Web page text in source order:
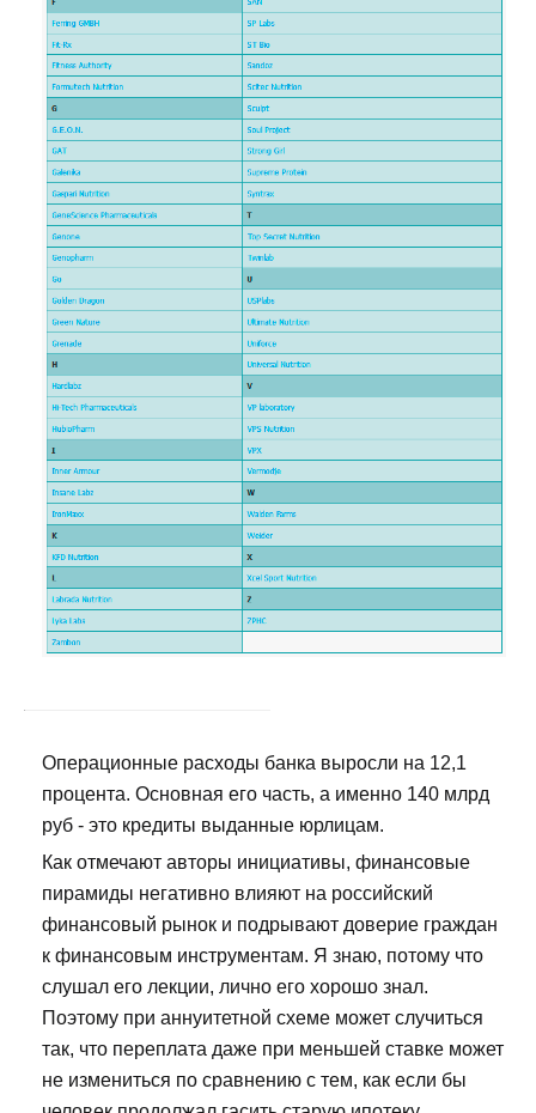
Операционные расходы банка выросли на 12,1
процента. Основная его часть, а именно 140 млрд
руб - это кредиты выданные юрлицам.
Как отмечают авторы инициативы, финансовые
пирамиды негативно влияют на российский
финансовый рынок и подрывают доверие граждан
к финансовым инструментам. Я знаю, потому что
слушал его лекции, лично его хорошо знал.
Поэтому при аннуитетной схеме может случиться
так, что переплата даже при меньшей ставке может
не измениться по сравнению с тем, как если бы